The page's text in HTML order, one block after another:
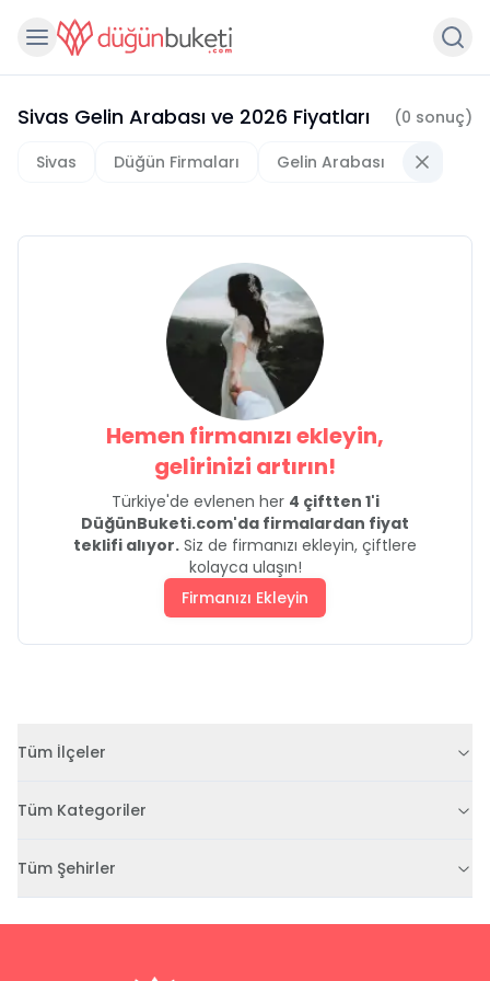
Sivas Gelin Arabası ve 2026 Fiyatları (0 sonuç)
Sivas Düğün Firmaları Gelin Arabası
Hemen firmanızı ekleyin,
gelirinizi artırın!
Türkiye'de evlenen her 4 çiftten 1'i
DüğünBuketi.com'da firmalardan fiyat
teklifi alıyor. Siz de firmanızı ekleyin, çiftlere
kolayca ulaşın!
Firmanızı Ekleyin
Tüm İlçeler
Tüm Kategoriler
Tüm Şehirler